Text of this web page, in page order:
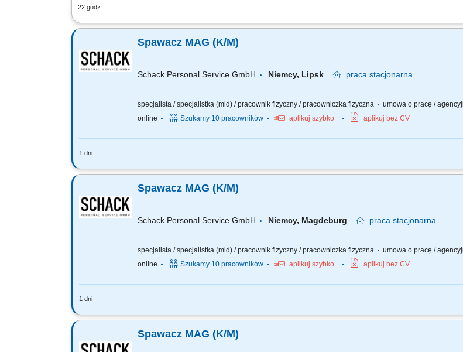
22 godz.
Zakres obowiązków: Wykonywanie prac spawalniczych jedną lub kilkoma z metod: 111 (elektroda),
Spawacz MAG (K/M)
Schack Personal Service GmbH Niemcy, Lipsk praca stacjonarna
specjalista / specjalistka (mid) / pracownik fizyczny / pracowniczka fizyczna umowa o pracę /
online
Szukamy 10 pracowników aplikuj szybko aplikuj bez CV
1 dni
Opis stanowiska: Spawanie konstrukcji stalowych z wykorzystaniem metody MAG. Precyzyjne
Spawacz MAG (K/M)
Schack Personal Service GmbH Niemcy, Magdeburg praca stacjonarna
specjalista / specjalistka (mid) / pracownik fizyczny / pracowniczka fizyczna umowa o pracę /
online
Szukamy 10 pracowników aplikuj szybko aplikuj bez CV
1 dni
Opis stanowiska: Spawanie konstrukcji stalowych z wykorzystaniem metody MAG. Precyzyjne
Spawacz MAG (K/M)